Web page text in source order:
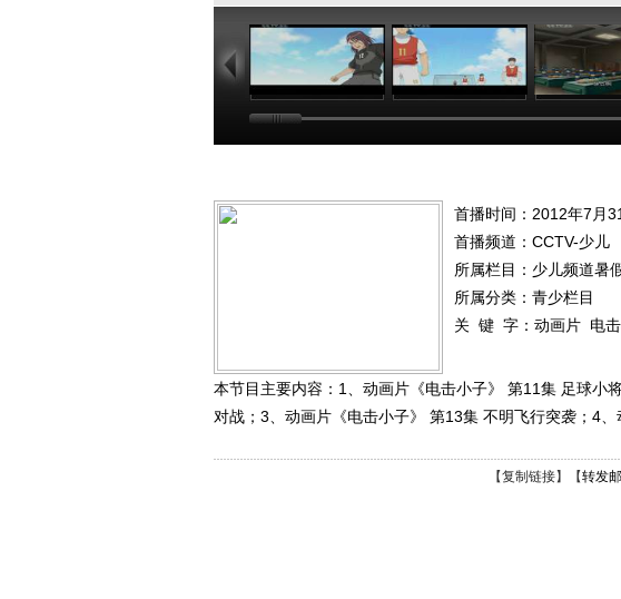
23:00 22:01
首播时间：2012年7月
首播频道： CCTV-少儿
所属栏目： 少儿频道暑
所属分类：青少栏目
关 键 字： 动画片 电
本节目主要内容：1、动画片《电击小子》 第11集 足球小
对战；3、动画片《电击小子》 第13集 不明飞行突袭；4
【复制链接】【转发